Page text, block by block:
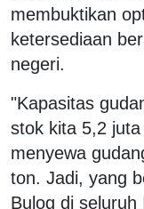
membuktikan
ketersediaan
negeri.
"Kapasitas
stok kita 5,2
menyewa
ton. Jadi, yang
Bulog di seluruh